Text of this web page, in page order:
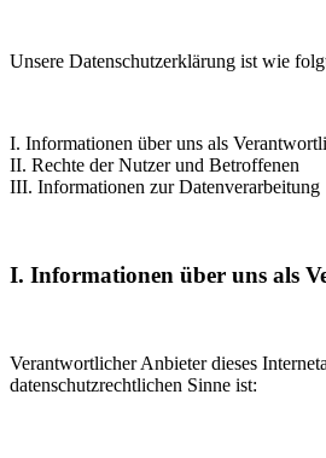
Unsere Datenschutzerklärung ist wie
I. Informationen über uns als
II. Rechte der Nutzer und Betroffenen
III. Informationen zur Datenverarbeitung
I. Informationen über uns als
Verantwortlicher Anbieter dieses
datenschutzrechtlichen Sinne ist: